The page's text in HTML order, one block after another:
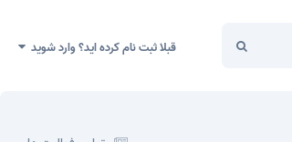
قبلا ثبت نام کرده اید؟ وارد شوید